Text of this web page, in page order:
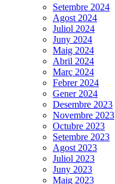
Setembre 2024
Agost 2024
Juliol 2024
Juny 2024
Maig 2024
Abril 2024
Març 2024
Febrer 2024
Gener 2024
Desembre 2023
Novembre 2023
Octubre 2023
Setembre 2023
Agost 2023
Juliol 2023
Juny 2023
Maig 2023